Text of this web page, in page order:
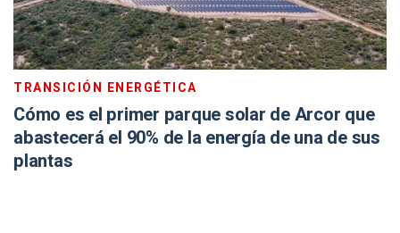
TRANSICIÓN ENERGÉTICA
Cómo es el primer parque solar de Arcor que
abastecerá el 90% de la energía de una de sus
plantas